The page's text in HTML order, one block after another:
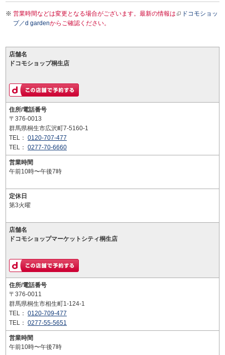
営業時間などは変更となる場合がございます。最新の情報は
ドコモショッ
プ／d gardenからご確認ください。
店舗名
ドコモショップ桐生店
住所/電話番号
〒376-0013
群馬県桐生市広沢町7-5160-1
TEL： 0120-707-477
TEL： 0277-70-6660
営業時間
午前10時〜午後7時
定休日
第3火曜
店舗名
ドコモショップマーケットシティ桐生店
住所/電話番号
〒376-0011
群馬県桐生市相生町1-124-1
TEL： 0120-709-477
TEL： 0277-55-5651
営業時間
午前10時〜午後7時